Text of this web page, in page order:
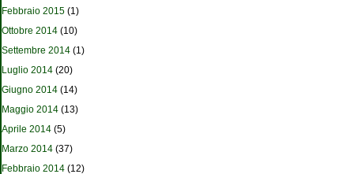
Febbraio 2015 (1)
Ottobre 2014 (10)
Settembre 2014 (1)
Luglio 2014 (20)
Giugno 2014 (14)
Maggio 2014 (13)
Aprile 2014 (5)
Marzo 2014 (37)
Febbraio 2014 (12)